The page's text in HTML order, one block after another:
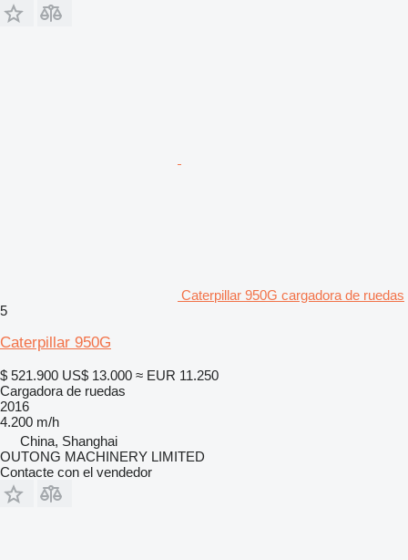
Caterpillar 950G cargadora de ruedas
5
Caterpillar 950G
$ 521.900 US$ 13.000 ≈ EUR 11.250
Cargadora de ruedas
2016
4.200 m/h
China, Shanghai
OUTONG MACHINERY LIMITED
Contacte con el vendedor